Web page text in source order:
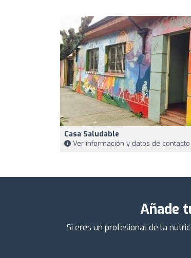
Casa Saludable
Ver información y datos de contacto
Añade
Si eres un profesional de la